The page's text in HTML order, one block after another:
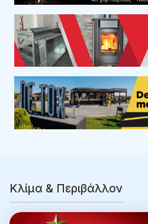
Κλίμα & Περιβάλλον